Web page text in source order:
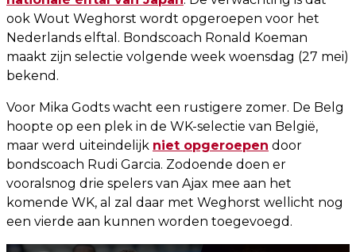
ook Wout Weghorst wordt opgeroepen voor het
Nederlands elftal. Bondscoach Ronald Koeman
maakt zijn selectie volgende week woensdag (27 mei)
bekend.
Voor Mika Godts wacht een rustigere zomer. De Belg
hoopte op een plek in de WK-selectie van België,
maar werd uiteindelijk niet opgeroepen door
bondscoach Rudi Garcia. Zodoende doen er
vooralsnog drie spelers van Ajax mee aan het
komende WK, al zal daar met Weghorst wellicht nog
een vierde aan kunnen worden toegevoegd.